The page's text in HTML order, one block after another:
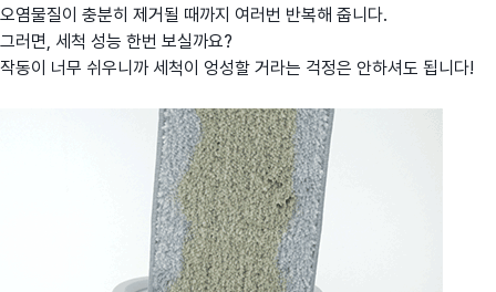
오염물질이 충분히 제거될 때까지 여러번 반복해 줍니다.
그러면, 세척 성능 한번 보실까요?
작동이 너무 쉬우니까 세척이 엉성할 거라는 걱정은 안하셔도 됩니다!